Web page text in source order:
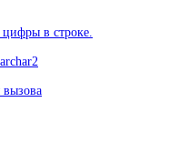
в строке.
вызова